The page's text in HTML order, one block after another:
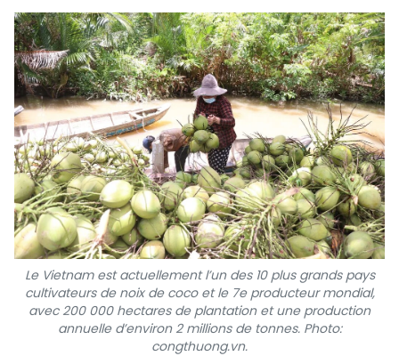
Le Vietnam est actuellement l’un des 10 plus grands pays
cultivateurs de noix de coco et le 7e producteur mondial,
avec 200 000 hectares de plantation et une production
annuelle d’environ 2 millions de tonnes. Photo:
congthuong.vn.